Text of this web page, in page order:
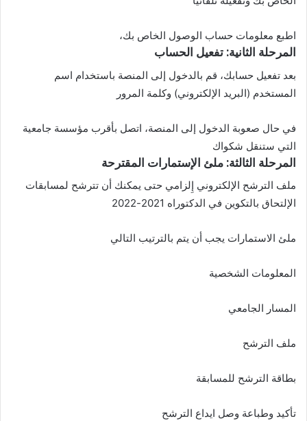
اطبع معلومات حساب الوصول الخاص بك،
المرحلة الثانية: تفعيل الحساب
بعد تفعيل حسابك، قم بالدخول إلى المنصة باستخدام اسم
المستخدم (البريد الإلكتروني) وكلمة المرور
في حال صعوبة الدخول إلى المنصة، اتصل بأقرب مؤسسة جامعية
التي ستنقل شكواك
المرحلة الثالثة: ملئ الإستمارات المقترحة
ملف الترشح الإلكتروني إِلزامي حتى يمكنك أن تترشح لمسابقات
الإلتحاق بالتكوين في الدكتوراه 2021-2022
ملئ الاستمارات يجب أن يتم بالترتيب التالي
المعلومات الشخصية
المسار الجامعي
ملف الترشح
بطاقة الترشح للمسابقة
تأكيد وطباعة وصل ايداع الترشح